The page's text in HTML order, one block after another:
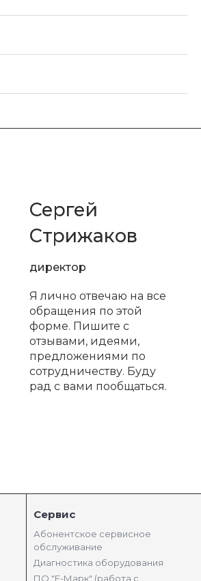
Сергей
Стрижаков
директор
Я лично отвечаю на все
обращения по этой
форме. Пишите с
отзывами, идеями,
предложениями по
сотрудничеству. Буду
рад с вами пообщаться.
Сервис
Абонентское сервисное
обслуживание
Диагностика оборудования
ПО "Е-Марк" (работа с